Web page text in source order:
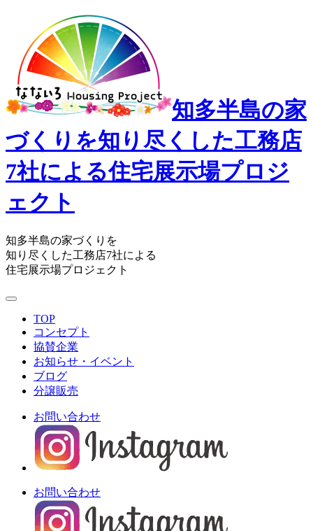
知多半島の家
づくりを知り尽くした工務店
7社による住宅展示場プロジ
ェクト
知多半島の家づくりを
知り尽くした工務店7社による
住宅展示場プロジェクト
TOP
コンセプト
協賛企業
お知らせ・イベント
ブログ
分譲販売
お問い合わせ
お問い合わせ